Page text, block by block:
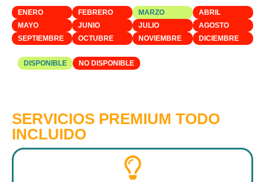
ENERO FEBRERO MARZO
ABRIL
MAYO
JUNIO JULIO
AGOSTO
SEPTIEMBRE
OCTUBRE NOVIEMBRE DICIEMBRE
DISPONIBLE NO DISPONIBLE
SERVICIOS PREMIUM TODO
INCLUIDO